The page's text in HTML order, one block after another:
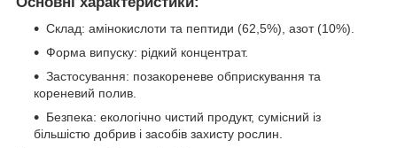
Склад: амінокислоти та пептиди (62,5%), азот (10%).
Форма випуску: рідкий концентрат.
Застосування: позакореневе обприскування та
кореневий полив.
Безпека: екологічно чистий продукт, сумісний із
більшістю добрив і засобів захисту рослин.